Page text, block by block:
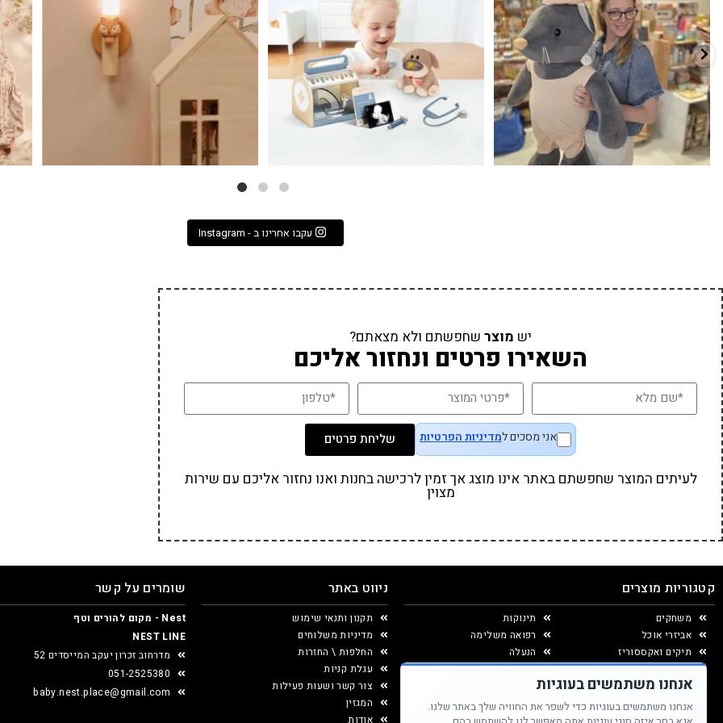
עקבו אחרינו ב - Instagram
יש מוצר שחפשתם ולא מצאתם?
השאירו פרטים ונחזור אליכם
אני מסכים למדיניות הפרטיות שליחת פרטים
לעיתים המוצר שחפשתם באתר אינו מוצג אך זמין לרכישה בחנות ואנו נחזור אליכם עם שירות
מצוין
קטגוריות מוצרים
משחקים
אביזרי אוכל
תיקים ואקססוריז
יצירה ומוצרי נייר
עיצוב החדר
תינוקות
רפואה משלימה
הנעלה
ניווט באתר
תקנון ותנאי שימוש
מדיניות משלוחים
החלפות \ החזרות
עגלת קניות
צור קשר ושעות פעילות
המגזין
אודות
שומרים על קשר
Nest - מקום להורים וטף
NEST LINE
מדרחוב זכרון יעקב המייסדים 52
051-2525380
baby.nest.place@gmail.com
אנחנו משתמשים בעוגיות
אנחנו משתמשים בעוגיות כדי לשפר את החוויה שלך באתר שלנו.